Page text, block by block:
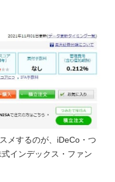
メするのが、iDeCo・つ
インデックス・ファン